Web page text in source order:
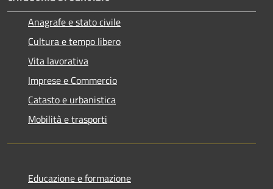
Anagrafe e stato civile
Cultura e tempo libero
Vita lavorativa
Imprese e Commercio
Catasto e urbanistica
Mobilità e trasporti
Educazione e formazione